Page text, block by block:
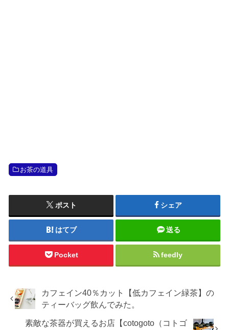
お茶の道具
ポスト シェア
はてブ 送る
Pocket feedly
カフェイン40％カット【低カフェイン緑茶】の
ティーバッグ飲んでみた。
素敵な茶器が買えるお店【cotogoto（コトゴ